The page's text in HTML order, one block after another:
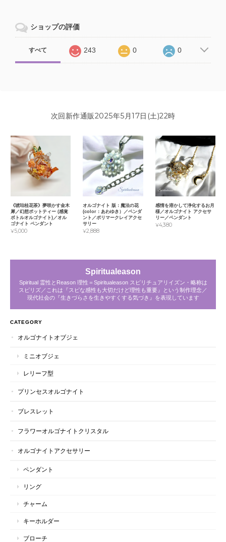
ショップの評価
すべて 243 0 0
次回新作通販2025年5月17日(土)22時
《琥珀桂花茶》夢咲かす金木
犀／幻想ポットティー (感覚
ボトルオルゴナイト)／オル
ゴナイト ペンダント
¥5,000
オルゴナイト 版：魔法の花
(color：あわゆき）／ペンダ
ント／ポリマークレイアクセ
サリー
¥2,888
感情を溶かして浄化するお月
様／オルゴナイト アクセサ
リー／ペンダント
¥4,380
Spiritualeason
Spiritual 霊性とReason 理性＝Spiritualeason スピリチュアリイズン・略称は
スピリズ／これは『スピな感性も大切だけど理性も重要』という制作理念／
現代社会の『生きづらさを生きやすくする気づき』を表現しています
CATEGORY
オルゴナイトオブジェ
ミニオブジェ
レリーフ型
プリンセスオルゴナイト
ブレスレット
フラワーオルゴナイトクリスタル
オルゴナイトアクセサリー
ペンダント
リング
チャーム
キーホルダー
ブローチ